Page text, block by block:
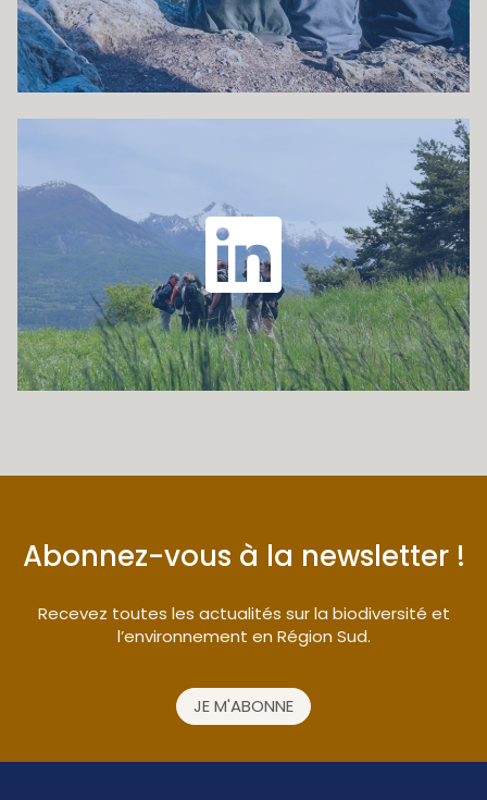
Abonnez-vous à la newsletter !
Recevez toutes les actualités sur la biodiversité et
l’environnement en Région Sud.
JE M'ABONNE